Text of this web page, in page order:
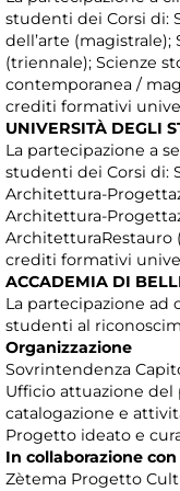
studenti dei Corsi di:
dell’arte
(triennale); Scienze
contemporanea /
crediti formativi
UNIVERSITÀ DEGLI
La partecipazione a
studenti dei Corsi di:
Architettura-
Architettura-
ArchitetturaRestauro
crediti formativi
ACCADEMIA DI
La partecipazione
studenti al
Organizzazione
Sovrintendenza
Ufficio attuazione
catalogazione e
Progetto ideato e
In collaborazione con
Zètema Progetto